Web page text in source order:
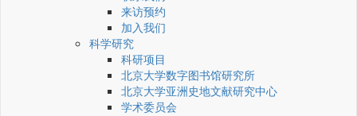
来访预约
加入我们
科学研究
科研项目
北京大学数字图书馆研究所
北京大学亚洲史地文献研究中心
学术委员会